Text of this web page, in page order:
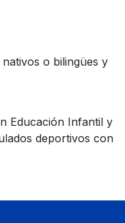
o bilingües y
Educación Infantil y
deportivos con